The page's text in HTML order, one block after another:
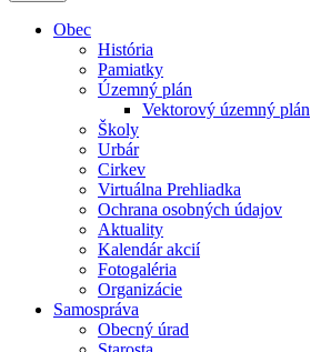
Obec
História
Pamiatky
Územný plán
Vektorový územný plán
Školy
Urbár
Cirkev
Virtuálna Prehliadka
Ochrana osobných údajov
Aktuality
Kalendár akcií
Fotogaléria
Organizácie
Samospráva
Obecný úrad